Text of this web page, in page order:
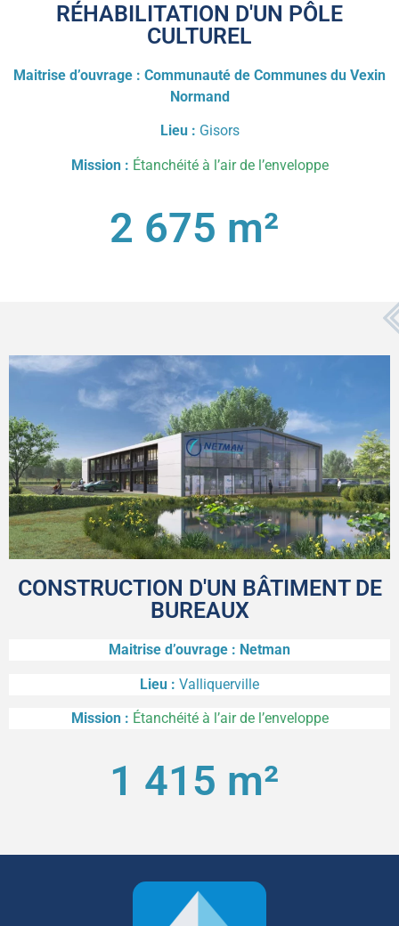
RÉHABILITATION D'UN PÔLE
CULTUREL
Maitrise d’ouvrage : Communauté de Communes du Vexin
Normand
Lieu : Gisors
Mission : Étanchéité à l’air de l’enveloppe
2 675 m²
CONSTRUCTION D'UN BÂTIMENT DE
BUREAUX
Maitrise d’ouvrage : Netman
Lieu : Valliquerville
Mission : Étanchéité à l’air de l’enveloppe
1 415 m²